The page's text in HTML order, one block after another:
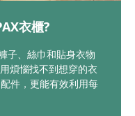
衣櫃?
子、絲巾和貼身衣物
煩惱找不到想穿的衣
件，更能有效利用每